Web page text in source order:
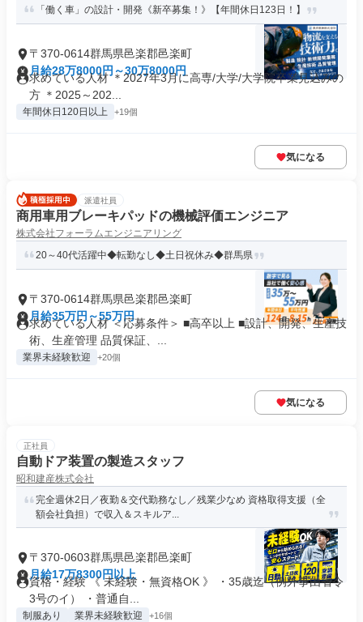
「働く車」の設計・開発《新卒募集！》【年間休日123日！】
〒370-0614群馬県邑楽郡邑楽町
月給28万8000円～30万8000円
求めている人材 ＊2027年3月に高専/大学/大学院卒業見込みの
方 ＊2025～202...
年間休日120日以上 +19個
気になる
派遣社員
商用車用ブレーキパッドの機械評価エンジニア
株式会社フォーラムエンジニアリング
20～40代活躍中◆転勤なし◆土日祝休み◆群馬県
〒370-0614群馬県邑楽郡邑楽町
月給35万円～55万円
求めている人材 ＜応募条件＞ ■高卒以上 ■設計、開発、生産技
術、生産管理 品質保証、...
業界未経験歓迎 +20個
気になる
正社員
自動ドア装置の製造スタッフ
昭和建産株式会社
完全週休2日／夜勤＆交代勤務なし／残業少なめ 資格取得支援（全
額会社負担）で収入＆スキルア...
〒370-0603群馬県邑楽郡邑楽町
月給17万8300円以上
資格・経験 《 未経験・無資格OK 》 ・35歳迄（例外事由省令
3号のイ） ・普通自...
制服あり 業界未経験歓迎 +16個